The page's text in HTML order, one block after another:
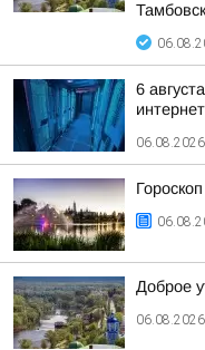
6
Доброе